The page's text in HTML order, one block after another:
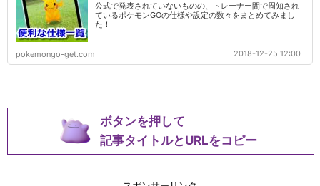
公式で発表されていないものの、トレーナー間で周知され
ているポケモンGOの仕様や設定の数々をまとめてみまし
た！
pokemongo-get.com 2018-12-25 12:00
ボタンを押して
記事タイトルとURLをコピー